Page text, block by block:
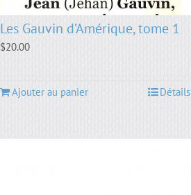
Les Gauvin d’Amérique, tome 1
$20.00
Ajouter au panier Détails